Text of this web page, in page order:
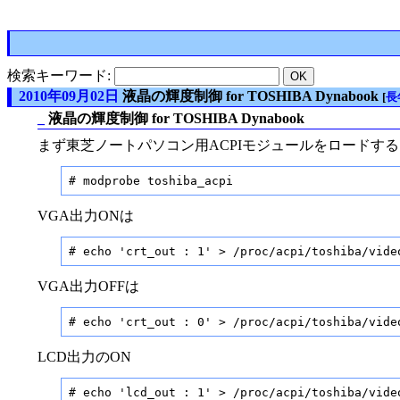
検索キーワード:
2010年09月02日 液晶の輝度制御 for TOSHIBA Dynabook [長
液晶の輝度制御 for TOSHIBA Dynabook
まず東芝ノートパソコン用ACPIモジュールをロードする
# modprobe toshiba_acpi
VGA出力ONは
# echo 'crt_out : 1' > /proc/acpi/toshiba/
VGA出力OFFは
# echo 'crt_out : 0' > /proc/acpi/toshiba/
LCD出力のON
# echo 'lcd_out : 1' > /proc/acpi/toshiba/